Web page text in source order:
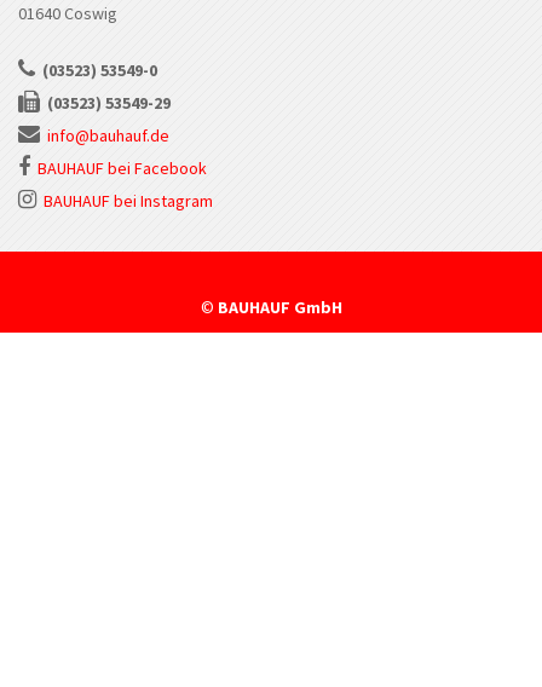
01640 Coswig
(03523) 53549-0
(03523) 53549-29
info@bauhauf.de
BAUHAUF bei Facebook
BAUHAUF bei Instagram
© BAUHAUF GmbH